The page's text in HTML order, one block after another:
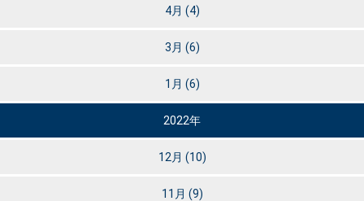
4月 (4)
3月 (6)
1月 (6)
2022年
12月 (10)
11月 (9)